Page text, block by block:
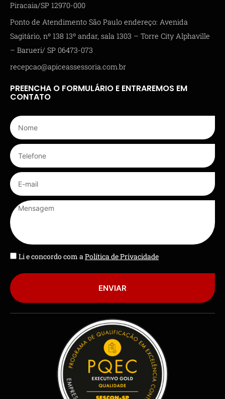
Piracaia/SP 12970-000
Ponto de Atendimento São Paulo endereço: Avenida
Sagitário, nº 138 13º andar, sala 1303 – Torre City Alphaville
– Barueri/ SP 06473-073
recepcao@apiceassessoria.com.br
PREENCHA O FORMULÁRIO E ENTRAREMOS EM
CONTATO
Li e concordo com aPolítica de Privacidade
ENVIAR